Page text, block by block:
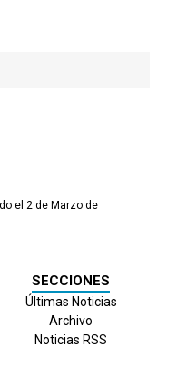
el 2 de Marzo de
SECCIONES
Últimas Noticias
Archivo
Noticias RSS